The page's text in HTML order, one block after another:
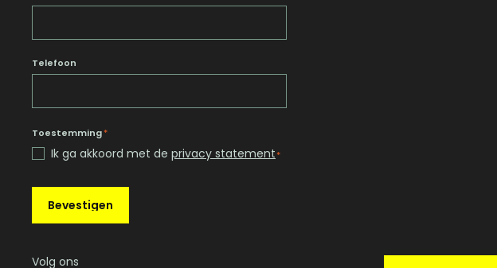
Telefoon
Toestemming*
Ik ga akkoord met de privacy statement*
Bevestigen
Volg ons